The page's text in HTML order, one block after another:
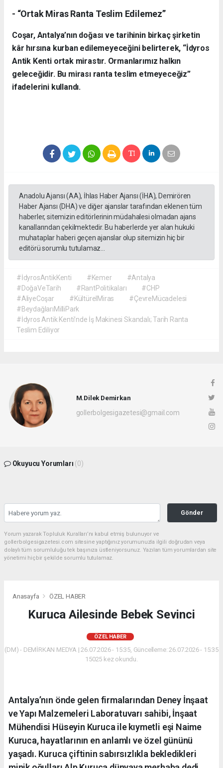
- “Ortak Miras Ranta Teslim Edilemez”
Coşar, Antalya’nın doğası ve tarihinin birkaç şirketin
kâr hırsına kurban edilemeyeceğini belirterek, “İdyros
Antik Kenti ortak mirastır. Ormanlarımız halkın
geleceğidir. Bu mirası ranta teslim etmeyeceğiz”
ifadelerini kullandı.
Anadolu Ajansı (AA), İhlas Haber Ajansı (İHA), Demirören
Haber Ajansı (DHA) ve diğer ajanslar tarafından eklenen tüm
haberler, sitemizin editörlerinin müdahalesi olmadan ajans
kanallarından çekilmektedir. Bu haberlerde yer alan hukuki
muhataplar haberi geçen ajanslar olup sitemizin hiç bir
editörü sorumlu tutulamaz...
#İdyrosAntikKenti #Kemer
#Antalya
#DoğaVeTarih
#RantPolitikaları
#CHP
#AliyeCoşar
#KültürelMiras
#ÇevreMücadelesi
#BeydağlarıMilliPark
#İdyros Antik Kenti’nde İş Makinesi Skandalı; Tarih Ranta
Teslim Ediliyor
M.Dilek Demirkan
gollerbolgesigazetesi@gmail.com
Okuyucu Yorumları (0)
Gönder
Yorum yazarak Topluluk Kuralları’nı kabul etmiş bulunuyor ve
gollerbolgesigazetesi.com sitesine yaptığınız yorumunuzla ilgili doğrudan veya
dolaylı tüm sorumluluğu tek başınıza üstleniyorsunuz. Yazılan tüm yorumlardan site
yönetimi hiçbir şekilde sorumlu tutulamaz.
Anasayfa ÖZEL HABER
Kuruca Ailesinde Bebek Sevinci
ÖZEL HABER
(DM) - DEMİRKAN MEDYA | 26.07.2026 - 15:35, Güncelleme: 26.07.2026 - 15:35
15025 kez okundu.
Antalya’nın önde gelen firmalarından Deney İnşaat
ve Yapı Malzemeleri Laboratuvarı sahibi, İnşaat
Mühendisi Hüseyin Kuruca ile kıymetli eşi Naime
Kuruca, hayatlarının en anlamlı ve özel gününü
yaşadı. Kuruca çiftinin sabırsızlıkla bekledikleri